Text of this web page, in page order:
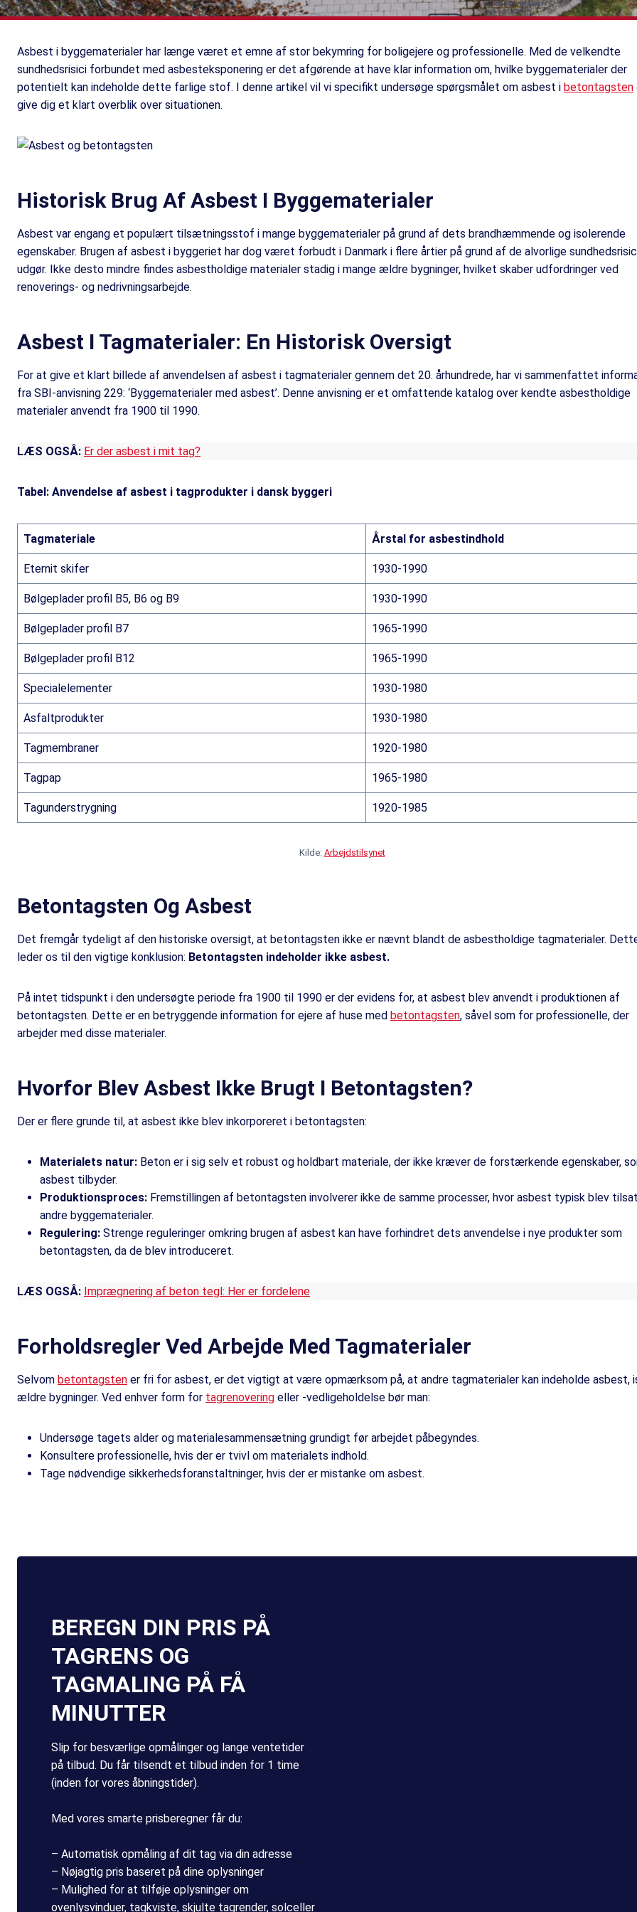
Asbest i byggematerialer har længe været et emne af stor bekymring for boligejere og professionelle. Med de velkendte
sundhedsrisici forbundet med asbesteksponering er det afgørende at have klar information om, hvilke byggematerialer der
potentielt kan indeholde dette farlige stof. I denne artikel vil vi specifikt undersøge spørgsmålet om asbest i betontagsten
give dig et klart overblik over situationen.
Historisk Brug Af Asbest I Byggematerialer
Asbest var engang et populært tilsætningsstof i mange byggematerialer på grund af dets brandhæmmende og isolerende
egenskaber. Brugen af asbest i byggeriet har dog været forbudt i Danmark i flere årtier på grund af de alvorlige
udgør. Ikke desto mindre findes asbestholdige materialer stadig i mange ældre bygninger, hvilket skaber udfordringer ved
renoverings- og nedrivningsarbejde.
Asbest I Tagmaterialer: En Historisk Oversigt
For at give et klart billede af anvendelsen af asbest i tagmaterialer gennem det 20. århundrede, har vi sammenfattet
fra SBI-anvisning 229: ‘Byggematerialer med asbest’. Denne anvisning er et omfattende katalog over kendte asbestholdige
materialer anvendt fra 1900 til 1990.
LÆS OGSÅ: Er der asbest i mit tag?
Tabel: Anvendelse af asbest i tagprodukter i dansk byggeri
Tagmateriale Årstal for asbestindhold
Eternit skifer 1930-1990
Bølgeplader profil B5, B6 og B9 1930-1990
Bølgeplader profil B7 1965-1990
Bølgeplader profil B12 1965-1990
Specialelementer 1930-1980
Asfaltprodukter 1930-1980
Tagmembraner 1920-1980
Tagpap 1965-1980
Tagunderstrygning 1920-1985
Kilde: Arbejdstilsynet
Betontagsten Og Asbest
Det fremgår tydeligt af den historiske oversigt, at betontagsten ikke er nævnt blandt de asbestholdige tagmaterialer.
leder os til den vigtige konklusion: Betontagsten indeholder ikke asbest.
På intet tidspunkt i den undersøgte periode fra 1900 til 1990 er der evidens for, at asbest blev anvendt i produktionen af
betontagsten. Dette er en betryggende information for ejere af huse med betontagsten, såvel som for professionelle, der
arbejder med disse materialer.
Hvorfor Blev Asbest Ikke Brugt I Betontagsten?
Der er flere grunde til, at asbest ikke blev inkorporeret i betontagsten:
Materialets natur: Beton er i sig selv et robust og holdbart materiale, der ikke kræver de forstærkende egenskaber,
asbest tilbyder.
Produktionsproces: Fremstillingen af betontagsten involverer ikke de samme processer, hvor asbest typisk blev
andre byggematerialer.
Regulering: Strenge reguleringer omkring brugen af asbest kan have forhindret dets anvendelse i nye produkter som
betontagsten, da de blev introduceret.
LÆS OGSÅ: Imprægnering af beton tegl: Her er fordelene
Forholdsregler Ved Arbejde Med Tagmaterialer
Selvom betontagsten er fri for asbest, er det vigtigt at være opmærksom på, at andre tagmaterialer kan indeholde asbest,
ældre bygninger. Ved enhver form for tagrenovering eller -vedligeholdelse bør man:
Undersøge tagets alder og materialesammensætning grundigt før arbejdet påbegyndes.
Konsultere professionelle, hvis der er tvivl om materialets indhold.
Tage nødvendige sikkerhedsforanstaltninger, hvis der er mistanke om asbest.
BEREGN DIN PRIS PÅ
TAGRENS OG
TAGMALING PÅ FÅ
MINUTTER
Slip for besværlige opmålinger og lange ventetider
på tilbud. Du får tilsendt et tilbud inden for 1 time
(inden for vores åbningstider).
Med vores smarte prisberegner får du:
– Automatisk opmåling af dit tag via din adresse
– Nøjagtig pris baseret på dine oplysninger
– Mulighed for at tilføje oplysninger om
ovenlysvinduer, tagkviste, skjulte tagrender, solceller